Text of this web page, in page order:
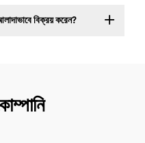
বিক্রয় করেন?